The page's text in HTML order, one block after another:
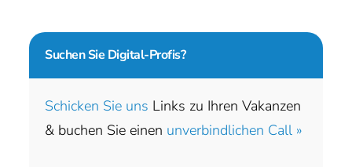
Suchen Sie Digital-Profis?
Schicken Sie uns Links zu Ihren Vakanzen
& buchen Sie einen unverbindlichen Call »